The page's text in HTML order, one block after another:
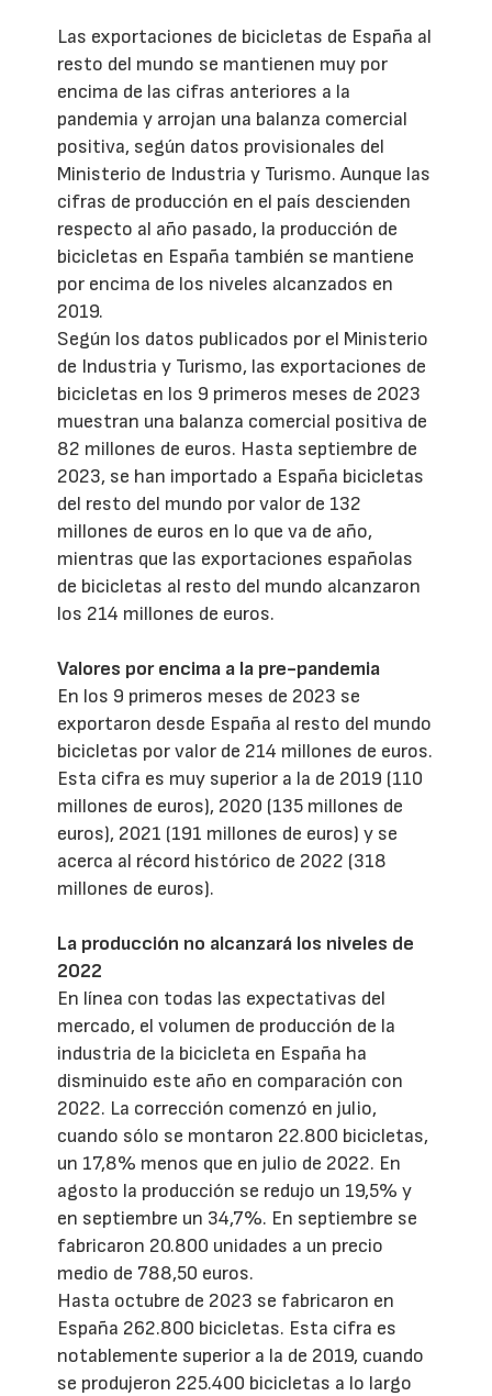
Las exportaciones de bicicletas de España al
resto del mundo se mantienen muy por
encima de las cifras anteriores a la
pandemia y arrojan una balanza comercial
positiva, según datos provisionales del
Ministerio de Industria y Turismo. Aunque las
cifras de producción en el país descienden
respecto al año pasado, la producción de
bicicletas en España también se mantiene
por encima de los niveles alcanzados en
2019.
Según los datos publicados por el Ministerio
de Industria y Turismo, las exportaciones de
bicicletas en los 9 primeros meses de 2023
muestran una balanza comercial positiva de
82 millones de euros. Hasta septiembre de
2023, se han importado a España bicicletas
del resto del mundo por valor de 132
millones de euros en lo que va de año,
mientras que las exportaciones españolas
de bicicletas al resto del mundo alcanzaron
los 214 millones de euros.
Valores por encima a la pre-pandemia
En los 9 primeros meses de 2023 se
exportaron desde España al resto del mundo
bicicletas por valor de 214 millones de euros.
Esta cifra es muy superior a la de 2019 (110
millones de euros), 2020 (135 millones de
euros), 2021 (191 millones de euros) y se
acerca al récord histórico de 2022 (318
millones de euros).
La producción no alcanzará los niveles de
2022
En línea con todas las expectativas del
mercado, el volumen de producción de la
industria de la bicicleta en España ha
disminuido este año en comparación con
2022. La corrección comenzó en julio,
cuando sólo se montaron 22.800 bicicletas,
un 17,8% menos que en julio de 2022. En
agosto la producción se redujo un 19,5% y
en septiembre un 34,7%. En septiembre se
fabricaron 20.800 unidades a un precio
medio de 788,50 euros.
Hasta octubre de 2023 se fabricaron en
España 262.800 bicicletas. Esta cifra es
notablemente superior a la de 2019, cuando
se produjeron 225.400 bicicletas a lo largo